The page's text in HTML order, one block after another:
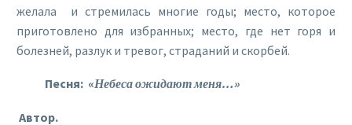
желала и стремилась многие годы; место, которое
приготовлено для избранных; место, где нет горя и
болезней, разлук и тревог, страданий и скорбей.
Песня: «Небеса ожидают меня…»
Автор.